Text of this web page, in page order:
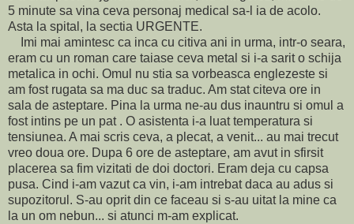
5 minute sa vina ceva personaj medical sa-l ia de acolo.
Asta la spital, la sectia URGENTE.
Imi mai amintesc ca inca cu citiva ani in urma, intr-o seara,
eram cu un roman care taiase ceva metal si i-a sarit o schija
metalica in ochi. Omul nu stia sa vorbeasca englezeste si
am fost rugata sa ma duc sa traduc. Am stat citeva ore in
sala de asteptare. Pina la urma ne-au dus inauntru si omul a
fost intins pe un pat . O asistenta i-a luat temperatura si
tensiunea. A mai scris ceva, a plecat, a venit... au mai trecut
vreo doua ore. Dupa 6 ore de asteptare, am avut in sfirsit
placerea sa fim vizitati de doi doctori. Eram deja cu capsa
pusa. Cind i-am vazut ca vin, i-am intrebat daca au adus si
supozitorul. S-au oprit din ce faceau si s-au uitat la mine ca
la un om nebun... si atunci m-am explicat.